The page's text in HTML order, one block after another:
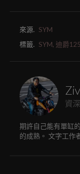
來源. SYM
標籤. SYM, 迪爵
Ziv
資
期許自己能有單缸
的成熟。 文字工作